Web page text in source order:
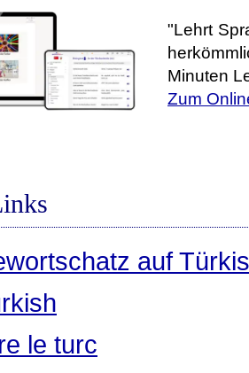
"Lehrt
Minuten
Zum
auf
le turc